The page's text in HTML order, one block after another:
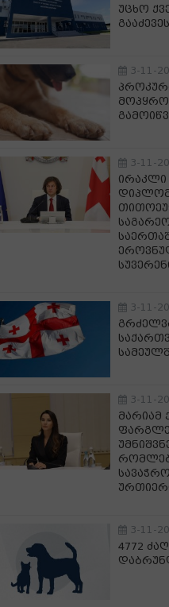
უცხო
გააძევეს
3-11-
3-11-
ირაკლი
3-11-
3-11-
მარიამ
3-11-
4772